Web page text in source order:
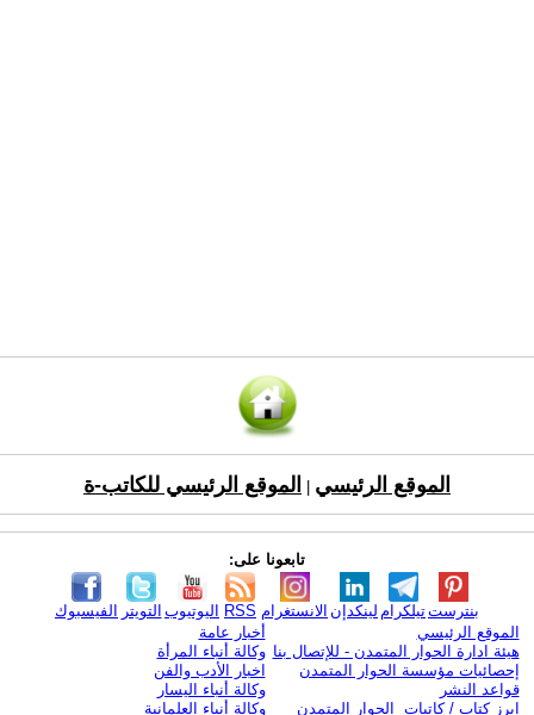
الموقع الرئيسي الموقع الرئيسي للكاتب-ة
تابعونا على:
الفيسبوك التويتر اليوتيوب RSS الانستغرام لينكدإن تيلكرامبنترست
الموقع الرئيسي
هيئة ادارة الحوار المتمدن - للإتصال بنا
إحصائيات مؤسسة الحوار المتمدن
قواعد النشر
ابرز كتاب / كاتبات الحوار المتمدن
أخبار عامة
وكالة أنباء المرأة
اخبار الأدب والفن
وكالة أنباء اليسار
وكالة أنباء العلمانية